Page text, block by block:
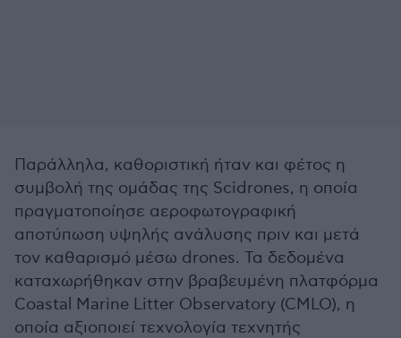
Παράλληλα, καθοριστική ήταν και φέτος η
συμβολή της ομάδας της Scidrones, η οποία
πραγματοποίησε αεροφωτογραφική
αποτύπωση υψηλής ανάλυσης πριν και μετά
τον καθαρισμό μέσω drones. Τα δεδομένα
καταχωρήθηκαν στην βραβευμένη πλατφόρμα
Coastal Marine Litter Observatory (CMLO), η
οποία αξιοποιεί τεχνολογία τεχνητής